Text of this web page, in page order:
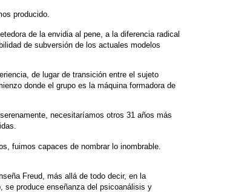
producido.
de la envidia al pene, a la diferencia radical
de subversión de los actuales modelos
de lugar de transición entre el sujeto
donde el grupo es la máquina formadora de
necesitaríamos otros 31 años más
fuimos capaces de nombrar lo inombrable.
Freud, más allá de todo decir, en la
se produce enseñanza del psicoanálisis y